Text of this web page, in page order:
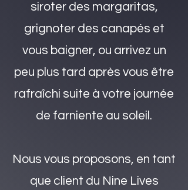
siroter des margaritas,
grignoter des canapés et
vous baigner, ou arrivez un
peu plus tard après vous être
rafraîchi suite à votre journée
de farniente au soleil.
Nous vous proposons, en tant
que client du Nine Lives